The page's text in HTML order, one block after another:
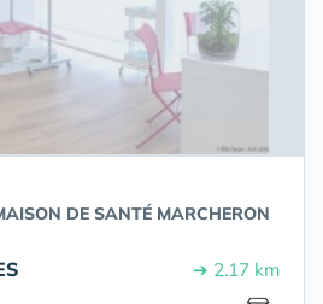
DE SANTÉ MARCHERON
➔ 2.17 km